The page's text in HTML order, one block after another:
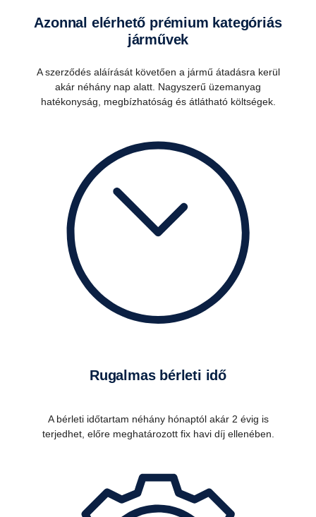
Azonnal elérhető prémium kategóriás
járművek
A szerződés aláírását követően a jármű átadásra kerül
akár néhány nap alatt. Nagyszerű üzemanyag
hatékonyság, megbízhatóság és átlátható költségek.
Rugalmas bérleti idő
A bérleti időtartam néhány hónaptól akár 2 évig is
terjedhet, előre meghatározott fix havi díj ellenében.